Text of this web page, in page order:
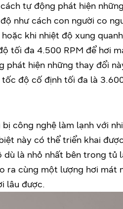
tự động phát hiện
như cách con người co
khi nhiệt độ xung
tối đa 4.500 RPM để hơi
phát hiện những thay đổi
độ cố định tối đa là
công nghệ làm lạnh với
này có thể triển khai
là nhỏ nhất bên trong tủ
cùng một lượng hơi mát
lâu được.